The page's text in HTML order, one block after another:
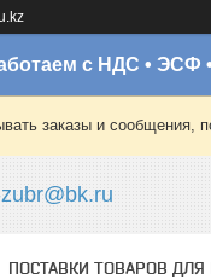
с НДС • ЭСФ
заказы и сообщения,
ПОСТАВКИ ТОВАРОВ ДЛЯ